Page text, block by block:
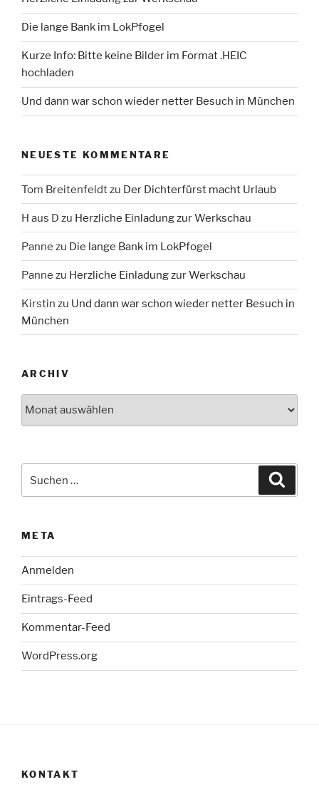
Die lange Bank im LokPfogel
Kurze Info: Bitte keine Bilder im Format .HEIC
hochladen
Und dann war schon wieder netter Besuch in München
NEUESTE KOMMENTARE
Tom Breitenfeldtzu Der Dichterfürst macht Urlaub
H aus D zu Herzliche Einladung zur Werkschau
Panne zu Die lange Bank im LokPfogel
Panne zu Herzliche Einladung zur Werkschau
Kirstin zu Und dann war schon wieder netter Besuch in
München
ARCHIV
nach:
META
Anmelden
Eintrags-Feed
Kommentar-Feed
WordPress.org
KONTAKT